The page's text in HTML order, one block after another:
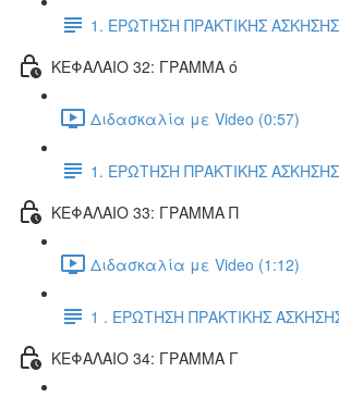
1. ΕΡΩΤΗΣΗ ΠΡΑΚΤΙΚΗΣ ΑΣΚΗΣΗΣ
ΚΕΦΑΛΑΙΟ 32: ΓΡΑΜΜΑ ό
Διδασκαλία με Video (0:57)
1. ΕΡΩΤΗΣΗ ΠΡΑΚΤΙΚΗΣ ΑΣΚΗΣΗΣ
ΚΕΦΑΛΑΙΟ 33: ΓΡΑΜΜΑ Π
Διδασκαλία με Video (1:12)
1 . ΕΡΩΤΗΣΗ ΠΡΑΚΤΙΚΗΣ
ΚΕΦΑΛΑΙΟ 34: ΓΡΑΜΜΑ Γ